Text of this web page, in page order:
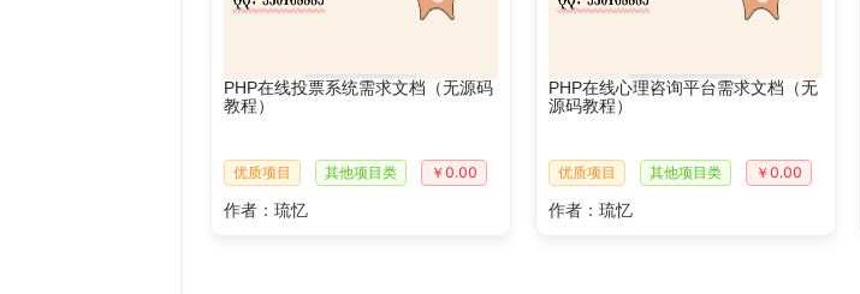
PHP在线投票系统需求文档（无源码
教程）
优质项目 其他项目类 ￥0.00
作者：琉忆
PHP在线心理咨询平台需求文档（无
源码教程）
优质项目 其他项目类 ￥0.00
作者：琉忆